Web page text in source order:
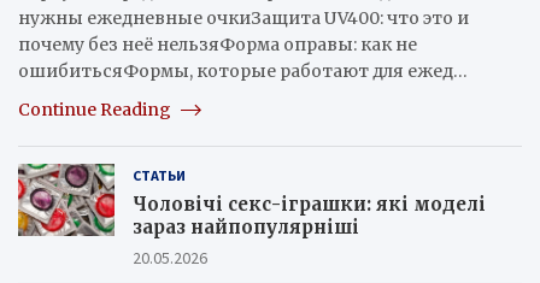
нужны ежедневные очкиЗащита UV400: что это и
почему без неё нельзяФорма оправы: как не
ошибитьсяФормы, которые работают для ежед…
Continue Reading
СТАТЬИ
Чоловічі секс-іграшки: які моделі
зараз найпопулярніші
20.05.2026